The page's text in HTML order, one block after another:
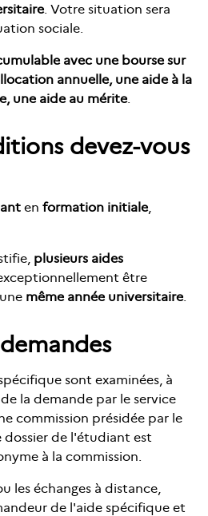
. Votre situation sera
sociale.
avec une bourse sur
annuelle, une aide à la
une aide au mérite.
devez-vous
en formation initiale,
plusieurs aides
être
même année universitaire.
sont examinées, à
la demande par le service
commission présidée par le
dossier de l'étudiant est
à la commission.
les échanges à distance,
de l'aide spécifique et